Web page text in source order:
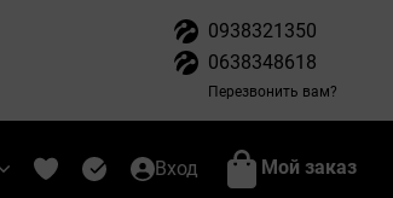
0938321350
0638348618
Перезвонить вам?
Вход Мой заказ